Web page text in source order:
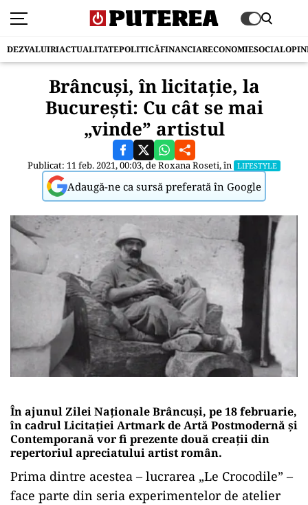
DEZVALUIRIACTUALITATEPOLITICĂFINANCIARECONOMIESOCIAL
Brâncuși, în licitație, la
București: Cu cât se mai
„vinde” artistul
Publicat: 11 feb. 2021, 00:03, deRoxana Roseti, în LIFESTYLE
Adaugă-ne ca sursă preferată în Google
În ajunul Zilei Naționale Brâncuși, pe 18 februarie,
în cadrul Licitației Artmark de Artă Postmodernă și
Contemporană vor fi prezente două creații din
repertoriul apreciatului artist român.
Prima dintre acestea – lucrarea „Le Crocodile” –
face parte din seria experimentelor de atelier